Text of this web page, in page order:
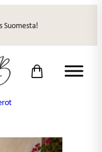
Suomesta!